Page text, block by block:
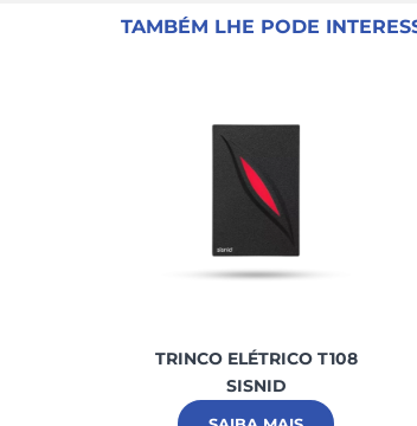
TAMBÉM LHE PODE
TRINCO ELÉTRICO T108
SISNID